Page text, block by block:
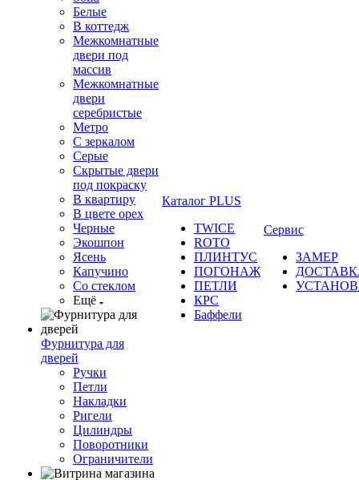
Белые
В коттедж
Межкомнатные
двери под
массив
Межкомнатные
двери
серебристые
Метро
С зеркалом
Серые
Скрытые двери
под покраску
В квартиру
В цвете орех
Черные
Экошпон
Ясень
Капучино
Со стеклом
Ещё
Фурнитура для
дверей
Ручки
Петли
Накладки
Ригели
Цилиндры
Поворотники
Ограничители
Каталог PLUS
TWICE
ROTO
ПЛИНТУС
ПОГОНАЖ
ПЕТЛИ
КРС
Баффели
Сервис
ЗАМЕР